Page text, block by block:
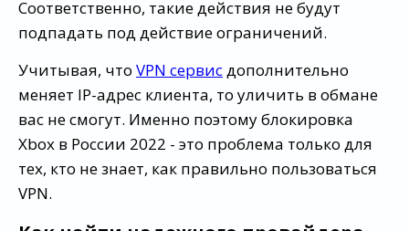
Соответственно, такие действия не будут
подпадать под действие ограничений.
Учитывая, что VPN сервисдополнительно
меняет IP-адрес клиента, то уличить в обмане
вас не смогут. Именно поэтому блокировка
Xbox в России 2022 - это проблема только для
тех, кто не знает, как правильно пользоваться
VPN.